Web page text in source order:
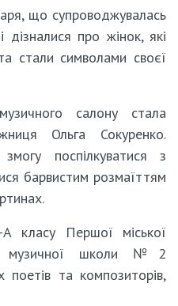
що супроводжувалась
дізналися про жінок, які
стали символами своєї
салону стала
Ольга Сокуренко.
поспілкуватися з
барвистим розмаїттям
класу Першої міської
музичної школи №2
поетів та композиторів,